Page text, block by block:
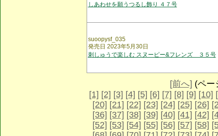
しあわせを願うつるし飾り ４７号
suoopysf_035
発売日 2023年5月30日
刺しゅうで楽しむ スヌーピー&フレンズ ３５号
[前へ] (ペ
[1] [2] [3] [4] [5] [6] [7] [8] [9] [10]
[20] [21] [22] [23] [24] [25] [26]
[36] [37] [38] [39] [40] [41] [42]
[52] [53] [54] [55] [56] [57] [58]